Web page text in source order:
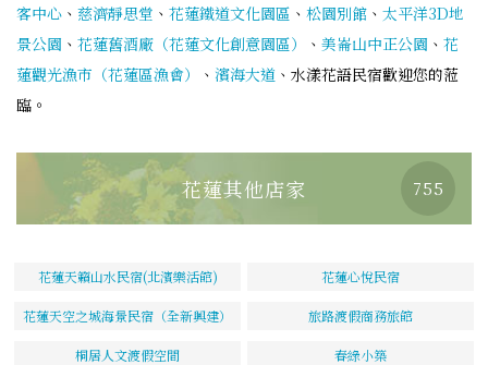
客中心 、 慈濟靜思堂 、 花蓮鐵道文化園區 、 松園別館 、 太平洋3D地
景公園 、 花蓮舊酒廠（花蓮文化創意園區） 、 美崙山中正公園 、 花
蓮觀光漁市（花蓮區漁會）
、 濱海大道 、水漾花語民宿歡迎您的蒞
臨。
花蓮其他店家 755
花蓮天籟山水民宿(北濱樂活館) 花蓮心悅民宿
花蓮天空之城海景民宿（全新興建） 旅路渡假商務旅館
桐居人文渡假空間 春綠小築